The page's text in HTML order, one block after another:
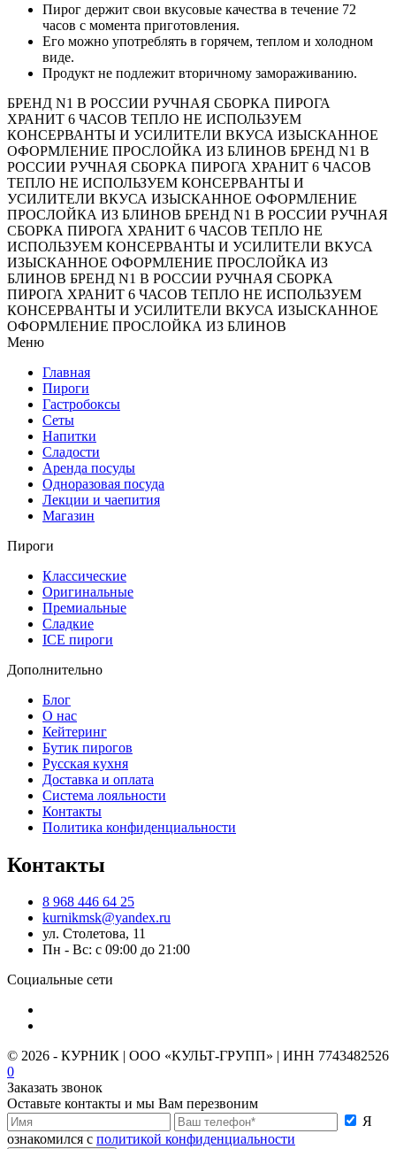
Пирог держит свои вкусовые качества в течение 72
часов с момента приготовления.
Его можно употреблять в горячем, теплом и холодном
виде.
Продукт не подлежит вторичному замораживанию.
БРЕНД N1 В РОССИИ РУЧНАЯ СБОРКА ПИРОГА
ХРАНИТ 6 ЧАСОВ ТЕПЛО НЕ ИСПОЛЬЗУЕМ
КОНСЕРВАНТЫ И УСИЛИТЕЛИ ВКУСА ИЗЫСКАННОЕ
ОФОРМЛЕНИЕ ПРОСЛОЙКА ИЗ БЛИНОВ БРЕНД N1 В
РОССИИ РУЧНАЯ СБОРКА ПИРОГА ХРАНИТ 6 ЧАСОВ
ТЕПЛО НЕ ИСПОЛЬЗУЕМ КОНСЕРВАНТЫ И
УСИЛИТЕЛИ ВКУСА ИЗЫСКАННОЕ ОФОРМЛЕНИЕ
ПРОСЛОЙКА ИЗ БЛИНОВ БРЕНД N1 В РОССИИ РУЧНАЯ
СБОРКА ПИРОГА ХРАНИТ 6 ЧАСОВ ТЕПЛО НЕ
ИСПОЛЬЗУЕМ КОНСЕРВАНТЫ И УСИЛИТЕЛИ ВКУСА
ИЗЫСКАННОЕ ОФОРМЛЕНИЕ ПРОСЛОЙКА ИЗ
БЛИНОВ БРЕНД N1 В РОССИИ РУЧНАЯ СБОРКА
ПИРОГА ХРАНИТ 6 ЧАСОВ ТЕПЛО НЕ ИСПОЛЬЗУЕМ
КОНСЕРВАНТЫ И УСИЛИТЕЛИ ВКУСА ИЗЫСКАННОЕ
ОФОРМЛЕНИЕ ПРОСЛОЙКА ИЗ БЛИНОВ
Меню
Главная
Пироги
Гастробоксы
Сеты
Напитки
Сладости
Аренда посуды
Одноразовая посуда
Лекции и чаепития
Магазин
Пироги
Классические
Оригинальные
Премиальные
Сладкие
ICE пироги
Дополнительно
Блог
О нас
Кейтеринг
Бутик пирогов
Русская кухня
Доставка и оплата
Система лояльности
Контакты
Политика конфиденциальности
Контакты
8 968 446 64 25
kurnikmsk@yandex.ru
ул. Столетова, 11
Пн - Вс: с 09:00 до 21:00
Социальные сети
© 2026 - КУРНИК | ООО «КУЛЬТ-ГРУПП» | ИНН 7743482526
0
Заказать звонок
Оставьте контакты и мы Вам перезвоним
Я
ознакомился с политикой конфиденциальности